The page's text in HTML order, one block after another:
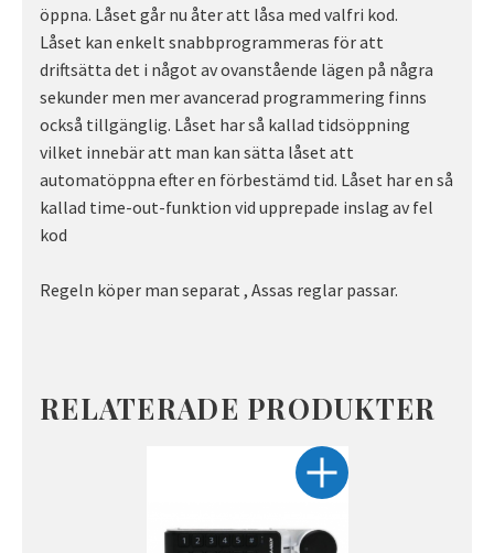
öppna. Låset går nu åter att låsa med valfri kod.
Låset kan enkelt snabbprogrammeras för att
driftsätta det i något av ovanstående lägen på några
sekunder men mer avancerad programmering finns
också tillgänglig. Låset har så kallad tidsöppning
vilket innebär att man kan sätta låset att
automatöppna efter en förbestämd tid. Låset har en så
kallad time-out-funktion vid upprepade inslag av fel
kod
Regeln köper man separat , Assas reglar passar.
RELATERADE PRODUKTER